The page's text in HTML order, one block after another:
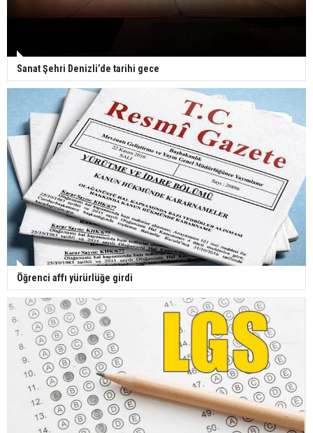
Sanat Şehri Denizli’de tarihi gece
Öğrenci affı yürürlüğe girdi